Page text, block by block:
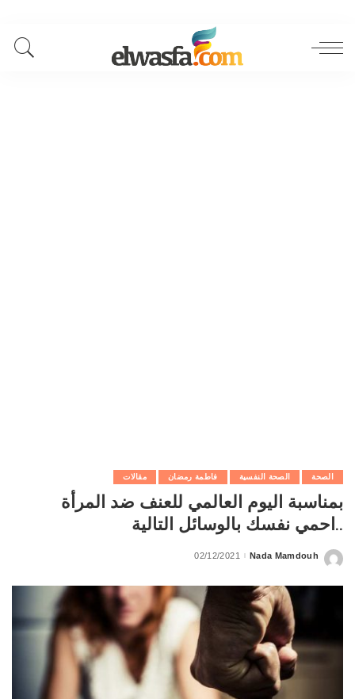
الصحة الصحة النفسية فاطمة رمضان مقالات
بمناسبة اليوم العالمي للعنف ضد المرأة
..احمي نفسك بالوسائل التالية
Posted
Nada Mamdouh
02/12/2021